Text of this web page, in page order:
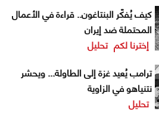
كيف يُفكّر البنتاغون.. قراءة في الأعمال
المحتملة ضد إيران
إخترنا لكم تحليل
ترامب يُعيد غزة إلى الطاولة... ويحشر
نتنياهو في الزاوية
تحليل